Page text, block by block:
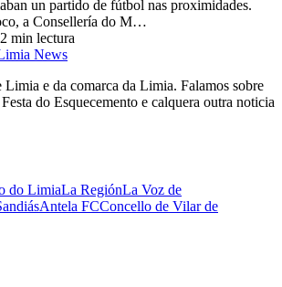
un partido de fútbol nas proximidades.
a Consellería do M…
2 min lectura
News
e da comarca da Limia. Falamos sobre
do Esquecemento e calquera outra noticia
do LimiaLa RegiónLa Voz de
Antela FCConcello de Vilar de